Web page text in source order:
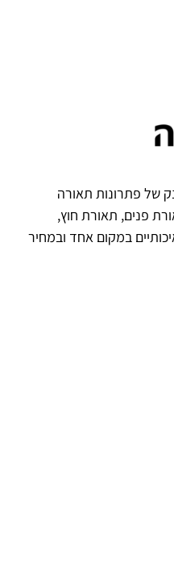
של פתרונות תאורה
פנים, תאורת חוץ,
במקום אחד ובמחיר